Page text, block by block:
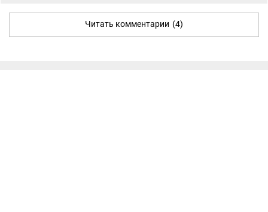
Читать комментарии (4)